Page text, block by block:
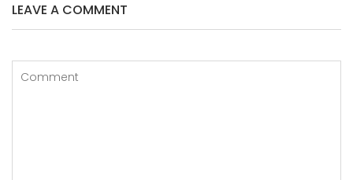
LEAVE A COMMENT